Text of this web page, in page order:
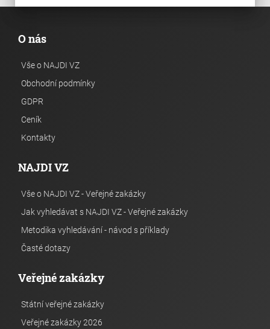
O nás
Vše o NAJDI VZ
Obchodní podmínky
GDPR
Ceník
Kontakty
NAJDI VZ
Vše o NAJDI VZ - Veřejné zakázky
Jak vyhledávat s NAJDI VZ - Veřejné zakázky
Metodika vyhledávání - návod s příklady
Časté dotazy
Veřejné zakázky
Státní veřejné zakázky
Veřejné zakázky 2026